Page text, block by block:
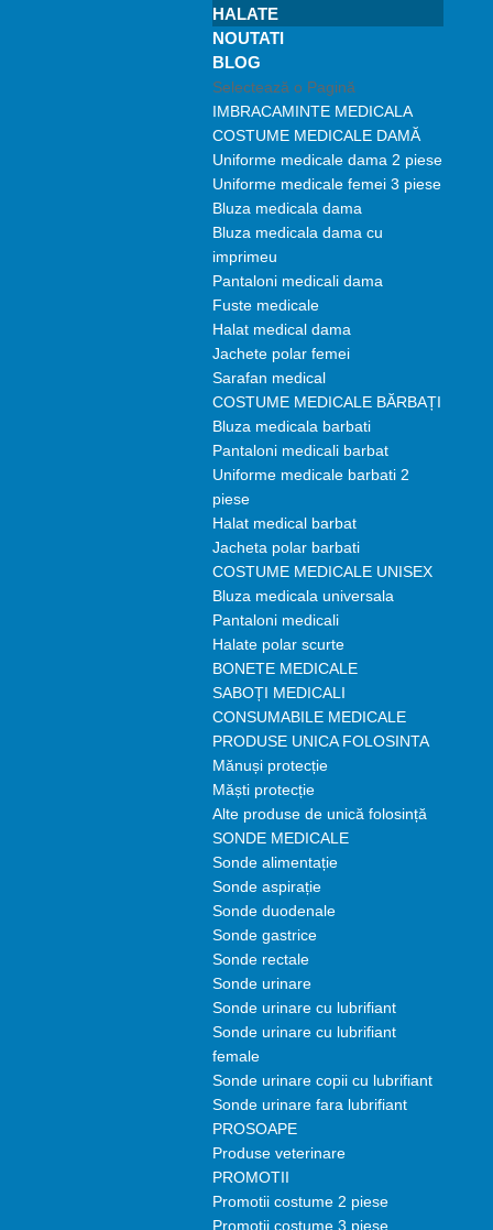
HALATE
NOUTATI
BLOG
Selectează o Pagină
IMBRACAMINTE MEDICALA
COSTUME MEDICALE DAMĂ
Uniforme medicale dama 2 piese
Uniforme medicale femei 3 piese
Bluza medicala dama
Bluza medicala dama cu
imprimeu
Pantaloni medicali dama
Fuste medicale
Halat medical dama
Jachete polar femei
Sarafan medical
COSTUME MEDICALE BĂRBAȚI
Bluza medicala barbati
Pantaloni medicali barbat
Uniforme medicale barbati 2
piese
Halat medical barbat
Jacheta polar barbati
COSTUME MEDICALE UNISEX
Bluza medicala universala
Pantaloni medicali
Halate polar scurte
BONETE MEDICALE
SABOȚI MEDICALI
CONSUMABILE MEDICALE
PRODUSE UNICA FOLOSINTA
Mănuși protecție
Măști protecție
Alte produse de unică folosință
SONDE MEDICALE
Sonde alimentație
Sonde aspirație
Sonde duodenale
Sonde gastrice
Sonde rectale
Sonde urinare
Sonde urinare cu lubrifiant
Sonde urinare cu lubrifiant
female
Sonde urinare copii cu lubrifiant
Sonde urinare fara lubrifiant
PROSOAPE
Produse veterinare
PROMOTII
Promotii costume 2 piese
Promotii costume 3 piese